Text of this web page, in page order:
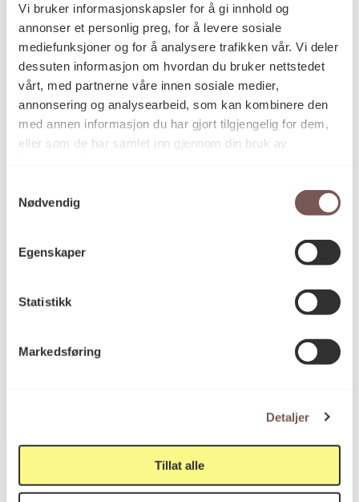
Vi bruker informasjonskapsler for å gi innhold og
annonser et personlig preg, for å levere sosiale
mediefunksjoner og for å analysere trafikken vår. Vi deler
dessuten informasjon om hvordan du bruker nettstedet
vårt, med partnerne våre innen sosiale medier,
annonsering og analysearbeid, som kan kombinere den
med annen informasjon du har gjort tilgjengelig for dem,
eller som de har samlet inn gjennom din bruk av
Nødvendig
Egenskaper
Statistikk
Markedsføring
Detaljer
Tillat alle
Kunstnere
Steinar Christensen
Svein Rønning